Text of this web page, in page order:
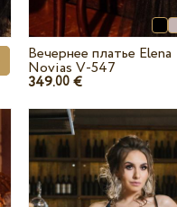
Вечернее платье Elena
Novias V-547
349.00€